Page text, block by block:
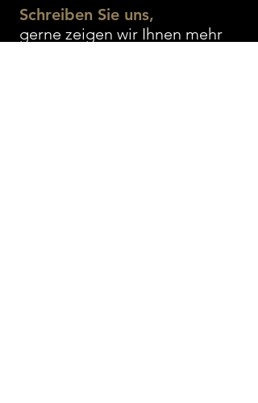
Schreiben Sie uns,
gerne zeigen wir Ihnen mehr